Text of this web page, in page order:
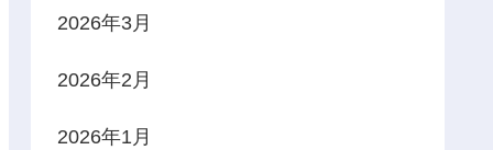
2026年3月
2026年2月
2026年1月